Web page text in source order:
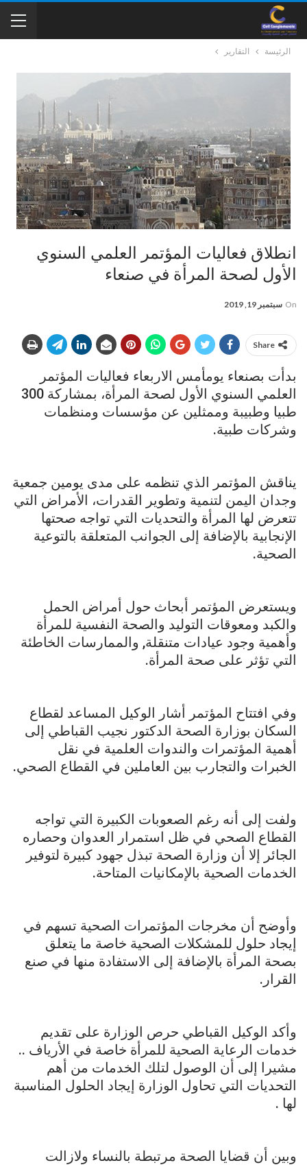
الرئيسة التقارير
انطلاق فعاليات المؤتمر العلمي السنوي
الأول لصحة المرأة في صنعاء
On سبتمبر 19, 2019
Share
بدأت بصنعاء يومأمس الاربعاء فعاليات المؤتمر
العلمي السنوي الأول لصحة المرأة، بمشاركة 300
طبيا وطبيبة وممثلين عن مؤسسات ومنظمات
وشركات طبية.
يناقش المؤتمر الذي تنظمه على مدى يومين جمعية
وجدان اليمن لتنمية وتطوير القدرات، الأمراض التي
تتعرض لها المرأة والتحديات التي تواجه صحتها
الإنجابية بالإضافة إلى الجوانب المتعلقة بالتوعية
الصحية.
ويستعرض المؤتمر أبحاث حول أمراض الحمل
والكبد ومعوقات التوليد والصحة النفسية للمرأة
وأهمية وجود عيادات متنقلة, والممارسات الخاطئة
التي تؤثر على صحة المرأة.
وفي افتتاح المؤتمر أشار الوكيل المساعد لقطاع
السكان بوزارة الصحة الدكتور نجيب القباطي إلى
أهمية المؤتمرات والندوات العلمية في نقل
الخبرات والتجارب بين العاملين في القطاع الصحي.
ولفت إلى أنه رغم الصعوبات الكبيرة التي تواجه
القطاع الصحي في ظل استمرار العدوان وحصاره
الجائر إلا أن وزارة الصحة تبذل جهود كبيرة لتوفير
الخدمات الصحية بالإمكانيات المتاحة.
وأوضح أن مخرجات المؤتمرات الصحية تسهم في
إيجاد حلول للمشكلات الصحية خاصة ما يتعلق
بصحة المرأة بالإضافة إلى الاستفادة منها في صنع
القرار.
وأكد الوكيل القباطي حرص الوزارة على تقديم
خدمات الرعاية الصحية للمرأة خاصة في الأرياف ..
مشيرا إلى أن الوصول لتلك الخدمات من أهم
التحديات التي تحاول الوزارة إيجاد الحلول المناسبة
لها .
وبين أن قضايا الصحة مرتبطة بالنساء ولازالت